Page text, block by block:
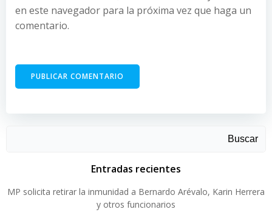
en este navegador para la próxima vez que haga un
comentario.
Buscar
Entradas recientes
MP solicita retirar la inmunidad a Bernardo Arévalo, Karin Herrera
y otros funcionarios